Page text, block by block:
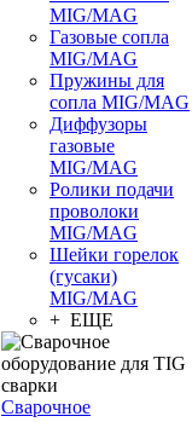
MIG/MAG
Газовые сопла
MIG/MAG
Пружины для
сопла MIG/MAG
Диффузоры
газовые
MIG/MAG
Ролики подачи
проволоки
MIG/MAG
Шейки горелок
(гусаки)
MIG/MAG
+ ЕЩЕ
Сварочное